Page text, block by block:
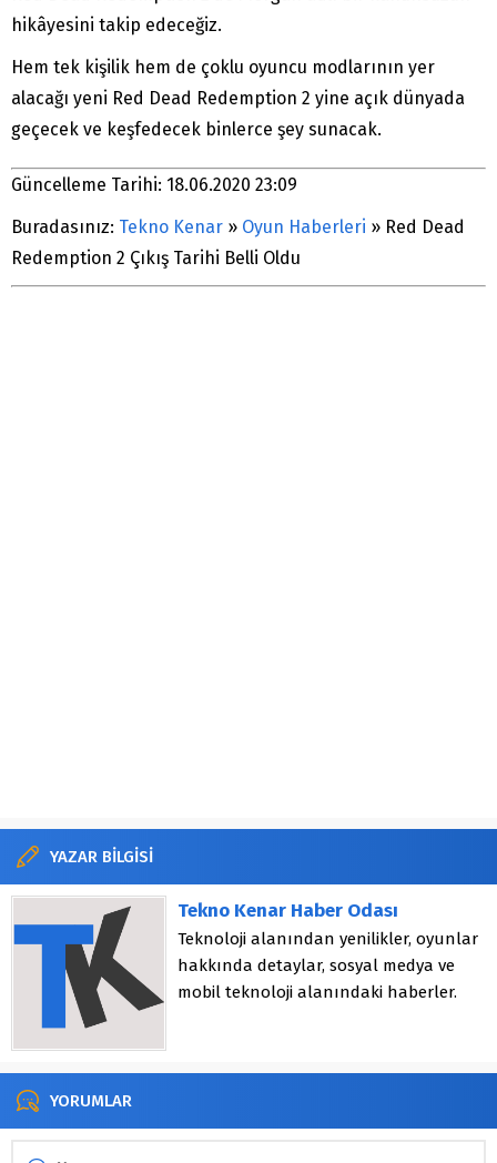
hikâyesini takip edeceğiz.
Hem tek kişilik hem de çoklu oyuncu modlarının yer
alacağı yeni Red Dead Redemption 2 yine açık dünyada
geçecek ve keşfedecek binlerce şey sunacak.
Güncelleme Tarihi: 18.06.2020 23:09
Buradasınız: Tekno Kenar » Oyun Haberleri » Red Dead
Redemption 2 Çıkış Tarihi Belli Oldu
YAZAR BİLGİSİ
Tekno Kenar Haber Odası
Teknoloji alanından yenilikler, oyunlar
hakkında detaylar, sosyal medya ve
mobil teknoloji alanındaki haberler.
YORUMLAR